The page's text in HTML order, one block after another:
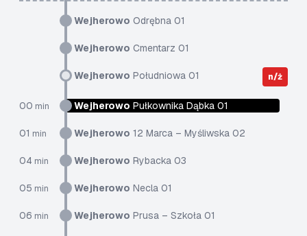
Wejherowo Odrębna 01
Wejherowo Cmentarz 01
Wejherowo Południowa 01 n/ż
00 min Wejherowo Pułkownika Dąbka 01
01 min Wejherowo 12 Marca – Myśliwska 02
04 min Wejherowo Rybacka 03
05 min Wejherowo Necla 01
06 min Wejherowo Prusa – Szkoła 01